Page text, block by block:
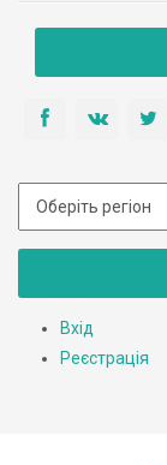
Вхід
Реєстрація